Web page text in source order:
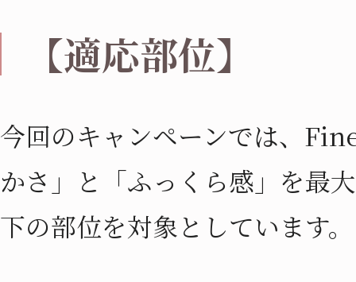
【適応部位】
今回のキャンペーンでは、
かさ」と「ふっくら感」を最
下の部位を対象としています。